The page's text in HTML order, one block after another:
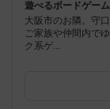
遊べるボードゲーム
大阪市のお隣。守
ご家族や仲間内で
ク系ゲ...